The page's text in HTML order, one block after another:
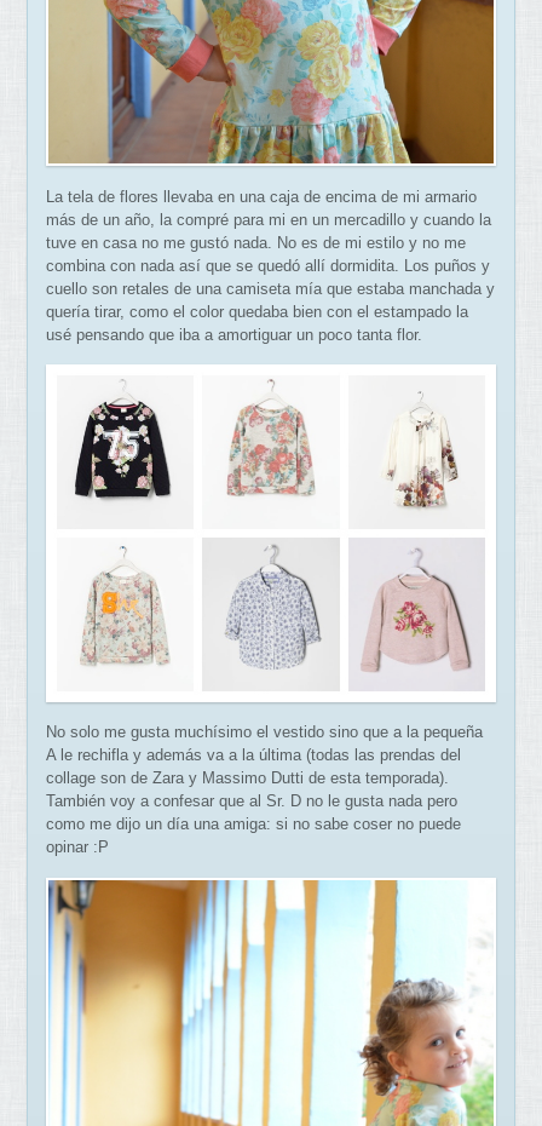
La tela de flores llevaba en una caja de encima de mi armario
más de un año, la compré para mi en un mercadillo y cuando la
tuve en casa no me gustó nada. No es de mi estilo y no me
combina con nada así que se quedó allí dormidita. Los puños y
cuello son retales de una camiseta mía que estaba manchada y
quería tirar, como el color quedaba bien con el estampado la
usé pensando que iba a amortiguar un poco tanta flor.
No solo me gusta muchísimo el vestido sino que a la pequeña
A le rechifla y además va a la última (todas las prendas del
collage son de Zara y Massimo Dutti de esta temporada).
También voy a confesar que al Sr. D no le gusta nada pero
como me dijo un día una amiga: si no sabe coser no puede
opinar :P